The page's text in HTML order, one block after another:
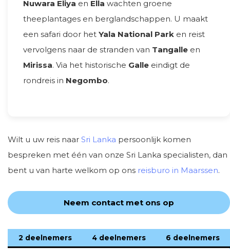
Nuwara Eliya en Ella wachten groene
theeplantages en berglandschappen. U maakt
een safari door het Yala National Park en reist
vervolgens naar de stranden van Tangalle en
Mirissa. Via het historische Galle eindigt de
rondreis in Negombo.
Wilt u uw reis naar Sri Lanka persoonlijk komen
bespreken met één van onze Sri Lanka specialisten, dan
bent u van harte welkom op ons reisburo in Maarssen.
Neem contact met ons op
2 deelnemers 4 deelnemers 6 deelnemers